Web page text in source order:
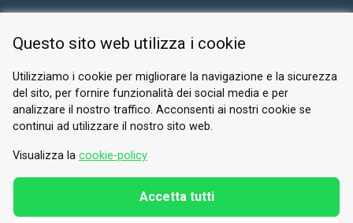
PRIVACY POLICY
© 2026 Valle di Susa
Tesori di Arte e Cultura Alpina
Tel.
E-mail.info@vallesusa-tesori.it
Questo sito web utilizza i cookie
Utilizziamo i cookie per migliorare la navigazione e la sicurezza
del sito, per fornire funzionalità dei social media e per
analizzare il nostro traffico. Acconsenti ai nostri cookie se
continui ad utilizzare il nostro sito web.
Visualizza la cookie-policy
Accetta tutti